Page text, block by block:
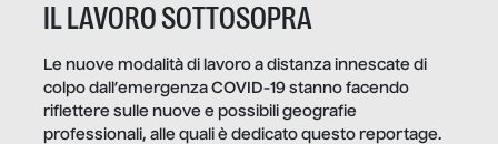
IL LAVORO SOTTOSOPRA
Le nuove modalità di lavoro a distanza innescate di
colpo dall’emergenza COVID-19 stanno facendo
riflettere sulle nuove e possibili geografie
professionali, alle quali è dedicato questo reportage.